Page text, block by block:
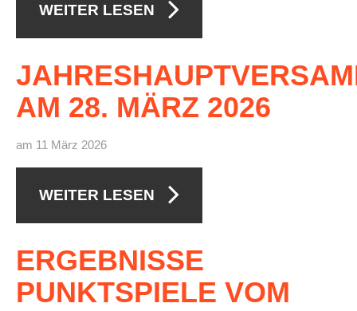
WEITER LESEN
AM 28. MÄRZ 2026
am 11 März 2026
WEITER LESEN
ERGEBNISSE
PUNKTSPIELE VOM